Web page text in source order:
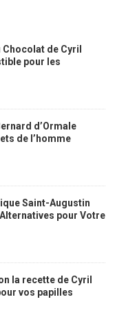
de Cyril
pour les
d’Ormale
de l’homme
Saint-Augustin
pour Votre
la recette de Cyril
vos papilles